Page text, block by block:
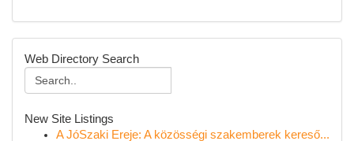
Web Directory Search
New Site Listings
A JóSzaki Ereje: A közösségi szakemberek kereső...